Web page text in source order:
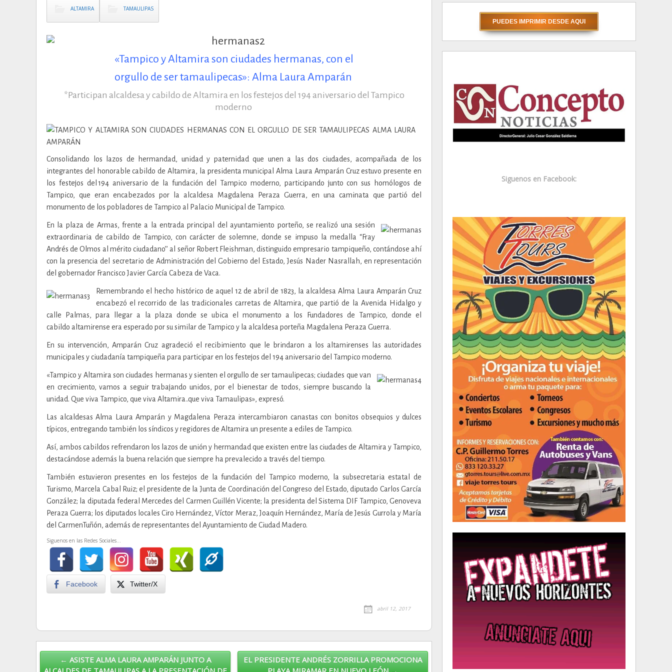
ALTAMIRA TAMAULIPAS
«Tampico y Altamira son ciudades hermanas, con el
orgullo de ser tamaulipecas»: Alma Laura Amparán
*Participan alcaldesa y cabildo de Altamira en los festejos del 194 aniversario del Tampico
moderno
Consolidando los lazos de hermandad, unidad y paternidad que unen a las dos ciudades, acompañada de los
integrantes del honorable cabildo de Altamira, la presidenta municipal Alma Laura Amparán Cruz estuvo presente en
los festejos del 194 aniversario de la fundación del Tampico moderno, participando junto con sus homólogos de
Tampico, que eran encabezados por la alcaldesa Magdalena Peraza Guerra, en una caminata que partió del
monumento de los pobladores de Tampico al Palacio Municipal de Tampico.
En la plaza de Armas, frente a la entrada principal del ayuntamiento porteño, se realizó una sesión
extraordinaria de cabildo de Tampico, con carácter de solemne, donde se impuso la medalla “Fray
Andrés de Olmos al mérito ciudadano’’ al señor Robert Fleishman, distinguido empresario tampiqueño, contándose ahí
con la presencia del secretario de Administración del Gobierno del Estado, Jesús Nader Nasrallah, en representación
del gobernador Francisco Javier García Cabeza de Vaca.
Remembrando el hecho histórico de aquel 12 de abril de 1823, la alcaldesa Alma Laura Amparán Cruz
encabezó el recorrido de las tradicionales carretas de Altamira, que partió de la Avenida Hidalgo y
calle Palmas, para llegar a la plaza donde se ubica el monumento a los Fundadores de Tampico, donde el
cabildo altamirense era esperado por su similar de Tampico y la alcaldesa porteña Magdalena Peraza Guerra.
En su intervención, Amparán Cruz agradeció el recibimiento que le brindaron a los altamirenses las autoridades
municipales y ciudadanía tampiqueña para participar en los festejos del 194 aniversario del Tampico moderno.
«Tampico y Altamira son ciudades hermanas y sienten el orgullo de ser tamaulipecas; ciudades que van
en crecimiento, vamos a seguir trabajando unidos, por el bienestar de todos, siempre buscando la
unidad. Que viva Tampico, que viva Altamira..que viva Tamaulipas», expresó.
Las alcaldesas Alma Laura Amparán y Magdalena Peraza intercambiaron canastas con bonitos obsequios y dulces
típicos, entregando también los síndicos y regidores de Altamira un presente a ediles de Tampico.
Así, ambos cabildos refrendaron los lazos de unión y hermandad que existen entre las ciudades de Altamira y Tampico,
destacándose además la buena relación que siempre ha prevalecido a través del tiempo.
También estuvieron presentes en los festejos de la fundación del Tampico moderno, la subsecretaria estatal de
Turismo, Marcela Cabal Ruiz; el presidente de la Junta de Coordinación del Congreso del Estado, diputado Carlos García
González; la diputada federal Mercedes del Carmen Guillén Vicente; la presidenta del Sistema DIF Tampico, Genoveva
Peraza Guerra; los diputados locales Ciro Hernández, Víctor Meraz, Joaquín Hernández, María de Jesús Gurrola y María
del CarmenTuñón, además de representantes del Ayuntamiento de Ciudad Madero.
Siguenos en las Redes Sociales...
Facebook Twitter/X
abril 12, 2017
EL PRESIDENTE ANDRÉS ZORRILLA PROMOCIONA
← ASISTE ALMA LAURA AMPARÁN JUNTO A
Siguenos en Facebook: